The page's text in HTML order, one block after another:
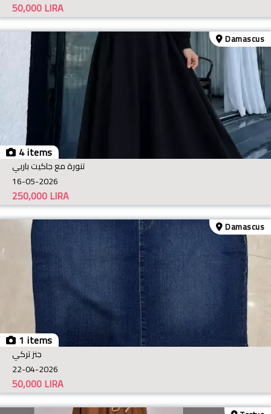
LIRA
50,000
4 items
Damascus
تنورة مع جاكيت باربي
16-05-2026
LIRA
250,000
1 items
Damascus
جنز تركي
22-04-2026
LIRA
50,000